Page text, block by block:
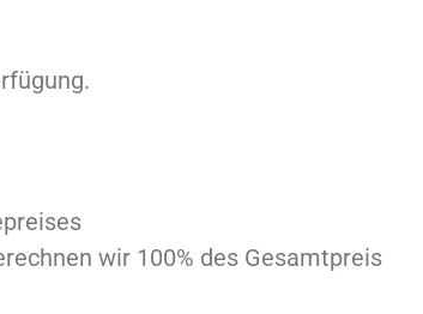
wir 100% des Gesamtpreis